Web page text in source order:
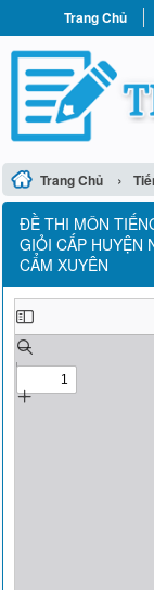
Trang Chủ
Trang Chủ ›
ĐỀ THI MÔN
GIỎI CẤP HUYỆN
CẨM XUYÊN